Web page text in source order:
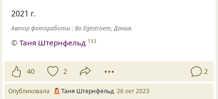
2021 г.
Автор фотоработы : Bo Egestroem, Дания.
©Таня Штернфельд 133
40 2 2
Опубликовала Таня Штернфельд 26 окт 2023